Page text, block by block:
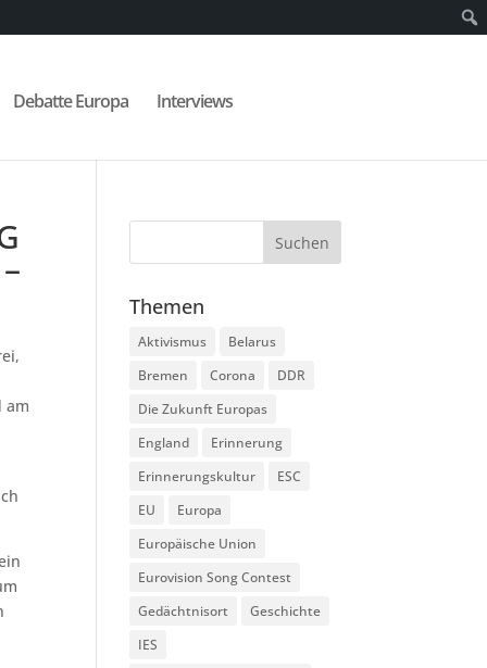
Debatte Europa Interviews
am
Themen
Aktivismus
Belarus
Bremen
Corona
DDR
Die Zukunft Europas
England
Erinnerung
Erinnerungskultur
ESC
EU
Europa
Europäische Union
Eurovision Song Contest
Gedächtnisort
Geschichte
IES